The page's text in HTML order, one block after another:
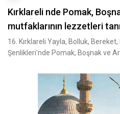
Kırklareli nde Pomak,
mutfaklarının lezzetleri
16. Kırklareli Yayla, Bolluk,
Şenlikleri'nde Pomak, Boşnak ve